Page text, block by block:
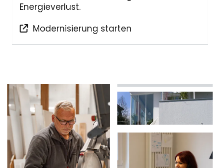
Energieverlust.
 Modernisierung starten